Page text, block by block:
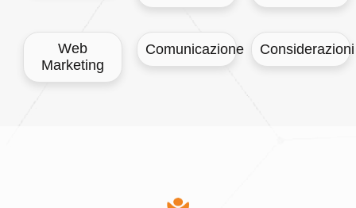
Web
Marketing
Comunicazione Considerazioni